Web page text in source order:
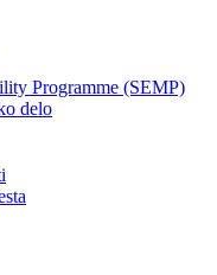
Programme (SEMP)
delo